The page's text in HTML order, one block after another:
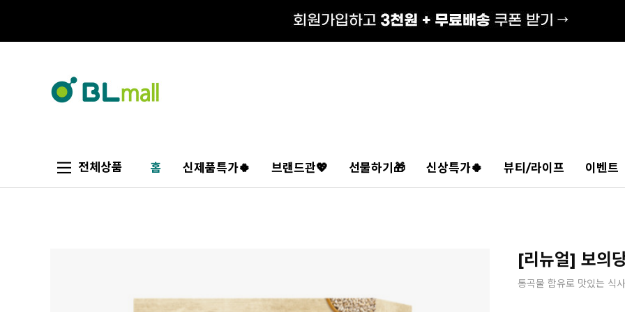
전체상품 홈 신제품특가🍀 브랜드관💖 선물하기🎁 신상특가🍀 뷰티/라이프 이벤트
[리뉴얼] 보의
통곡물 함유로 맛있는 식